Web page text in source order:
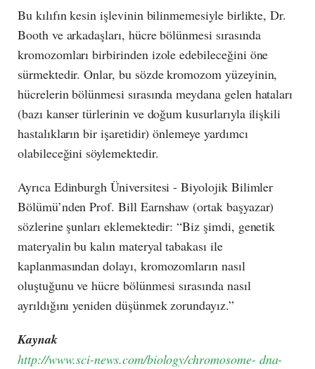
Bu kılıfın kesin işlevinin bilinmemesiyle birlikte, Dr.
Booth ve arkadaşları, hücre bölünmesi sırasında
kromozomları birbirinden izole edebileceğini öne
sürmektedir. Onlar, bu sözde kromozom yüzeyinin,
hücrelerin bölünmesi sırasında meydana gelen hataları
(bazı kanser türlerinin ve doğum kusurlarıyla ilişkili
hastalıkların bir işaretidir) önlemeye yardımcı
olabileceğini söylemektedir.
Ayrıca Edinburgh Üniversitesi - Biyolojik Bilimler
Bölümü’nden Prof. Bill Earnshaw (ortak başyazar)
sözlerine şunları eklemektedir: “Biz şimdi, genetik
materyalin bu kalın materyal tabakası ile
kaplanmasından dolayı, kromozomların nasıl
oluştuğunu ve hücre bölünmesi sırasında nasıl
ayrıldığını yeniden düşünmek zorundayız.”
Kaynak
http://www.sci-news.com/biology/chromosome- dna-